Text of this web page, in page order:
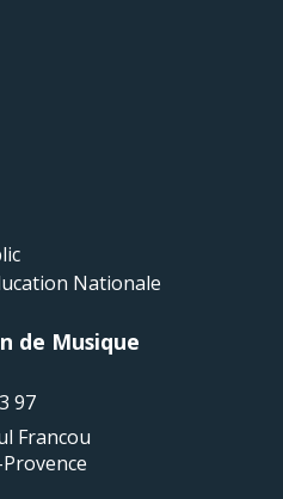
Nationale
de Musique
97
Francou